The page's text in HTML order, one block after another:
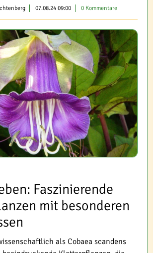
07.08.24 09:00 0 Kommentare
Faszinierende
mit besonderen
als Cobaea scandens